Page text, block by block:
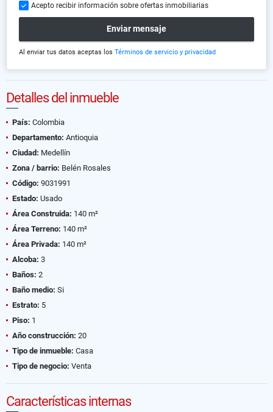
Acepto recibir información sobre ofertas inmobiliarias
Enviar mensaje
Al enviar tus datos aceptas los Términos de servicio y privacidad
Detalles del inmueble
País: Colombia
Departamento: Antioquia
Ciudad: Medellín
Zona / barrio: Belén Rosales
Código: 9031991
Estado: Usado
Área Construida: 140 m²
Área Terreno: 140 m²
Área Privada: 140 m²
Alcoba: 3
Baños: 2
Baño medio: Si
Estrato: 5
Piso: 1
Año construcción: 20
Tipo de inmueble: Casa
Tipo de negocio: Venta
Características internas